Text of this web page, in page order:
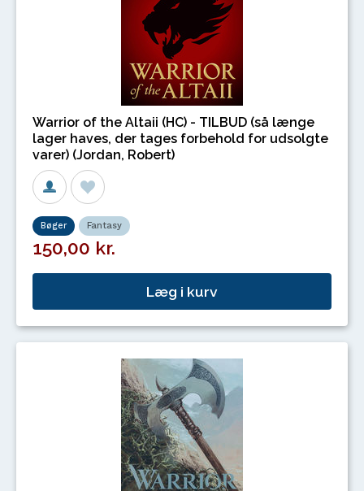
Warrior of the Altaii (HC) - TILBUD (så længe
lager haves, der tages forbehold for udsolgte
varer) (Jordan, Robert)
Bøger Fantasy
150,00 kr.
Læg i kurv